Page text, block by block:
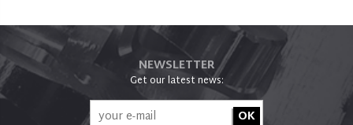
NEWSLETTER
Get our latest news: